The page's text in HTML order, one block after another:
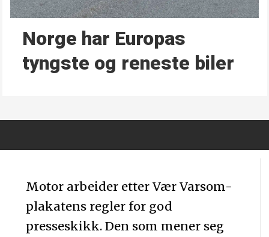
Norge har Europas
tyngste og reneste biler
Motor arbeider etter Vær Varsom-
plakatens regler for god
presseskikk. Den som mener seg